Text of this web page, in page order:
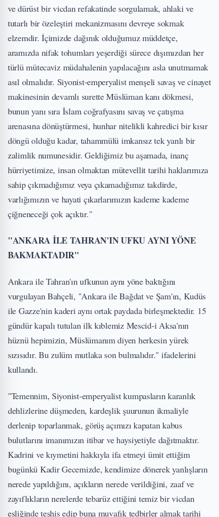
ve dürüst bir vicdan refakatinde sorgulamak, ahlaki ve
tutarlı bir özeleştiri mekanizmasını devreye sokmak
elzemdir. İçimizde dağınık olduğumuz müddetçe,
aramızda nifak tohumları yeşerdiği sürece dışımızdan her
türlü mütecaviz müdahalenin yapılacağını asla unutmamak
asıl olmalıdır. Siyonist-emperyalist menşeli savaş ve cinayet
makinesinin devamlı surette Müslüman kanı dökmesi,
bunun yanı sıra İslam coğrafyasını savaş ve çatışma
arenasına dönüştürmesi, hunhar nitelikli kahredici bir kısır
döngü olduğu kadar, tahammülü imkansız tek yanlı bir
zalimlik numunesidir. Geldiğimiz bu aşamada, inanç
hürriyetimize, insan olmaktan mütevellit tarihi haklarımıza
sahip çıkmadığımız veya çıkamadığımız takdirde,
varlığımızın ve hayati çıkarlarımızın kademe kademe
çiğneneceği çok açıktır."
"ANKARA İLE TAHRAN'IN UFKU AYNI YÖNE
BAKMAKTADIR"
Ankara ile Tahran'ın ufkunun aynı yöne baktığını
vurgulayan Bahçeli, "Ankara ile Bağdat ve Şam'ın, Kudüs
ile Gazze'nin kaderi aynı ortak paydada birleşmektedir. 15
gündür kapalı tutulan ilk kıblemiz Mescid-i Aksa'nın
hüznü hepimizin, Müslümanım diyen herkesin yürek
sızısıdır. Bu zulüm mutlaka son bulmalıdır." ifadelerini
kullandı.
"Temennim, Siyonist-emperyalist kumpasların karanlık
dehlizlerine düşmeden, kardeşlik şuurunun ikmaliyle
derlenip toparlanmak, görüş açımızı kapatan kabus
bulutlarını imanımızın itibar ve haysiyetiyle dağıtmaktır.
Kadrini ve kıymetini hakkıyla ifa etmeyi ümit ettiğim
bugünkü Kadir Gecemizde, kendimize dönerek yanlışların
nerede yapıldığını, açıkların nerede verildiğini, zaaf ve
zayıflıkların nerelerde tebarüz ettiğini temiz bir vicdan
eşliğinde teşhis edip buna muvafık tedbirler almak tarihi